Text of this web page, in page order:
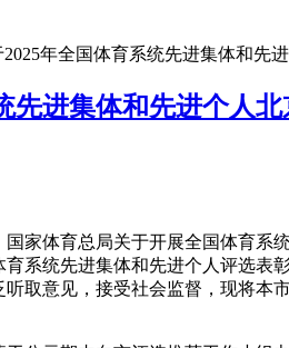
2025年全国体育系统先进集体和先
先进集体和先进个人
体育总局关于开展全国体育系统
系统先进集体和先进个人评选表
取意见，接受社会监督，现将本